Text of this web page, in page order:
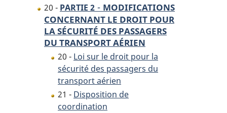
20 - PARTIE 2 - MODIFICATIONS
CONCERNANT LE DROIT POUR
LA SÉCURITÉ DES PASSAGERS
DU TRANSPORT AÉRIEN
20 - Loi sur le droit pour la
sécurité des passagers du
transport aérien
21 - Disposition de
coordination